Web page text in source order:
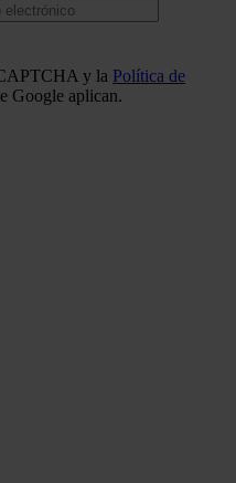
y la Política de
Google aplican.